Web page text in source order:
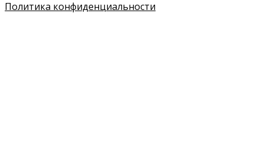
Политика конфиденциальности